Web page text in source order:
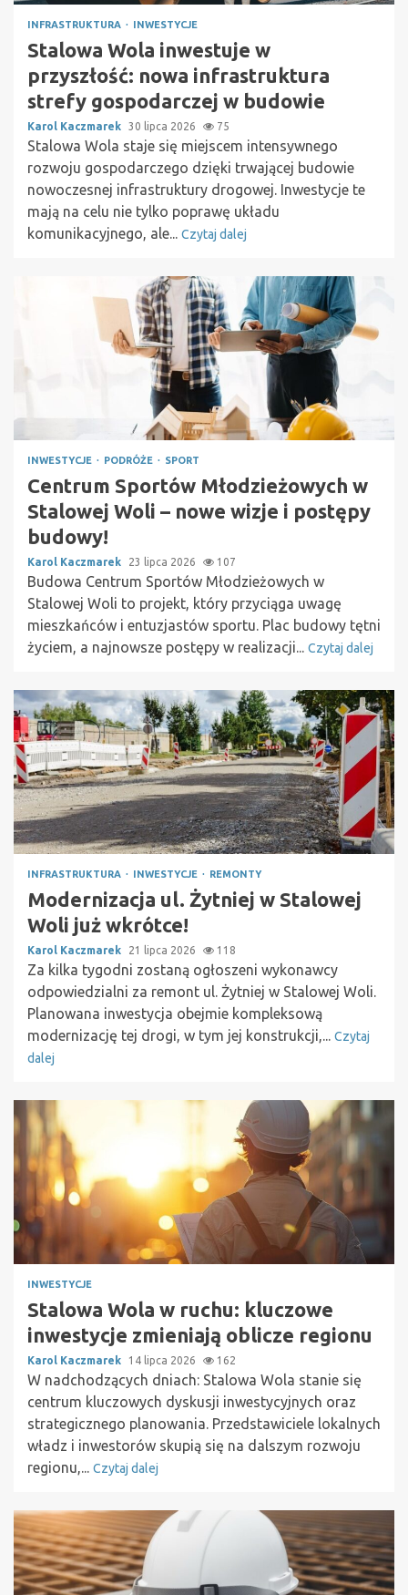
INFRASTRUKTURA INWESTYCJE
Stalowa Wola inwestuje w
przyszłość: nowa infrastruktura
strefy gospodarczej w budowie
Karol Kaczmarek 30 lipca 2026 75
Stalowa Wola staje się miejscem intensywnego
rozwoju gospodarczego dzięki trwającej budowie
nowoczesnej infrastruktury drogowej. Inwestycje te
mają na celu nie tylko poprawę układu
komunikacyjnego, ale... Czytaj dalej
INWESTYCJE PODRÓŻE SPORT
Centrum Sportów Młodzieżowych w
Stalowej Woli – nowe wizje i postępy
budowy!
Karol Kaczmarek 23 lipca 2026 107
Budowa Centrum Sportów Młodzieżowych w
Stalowej Woli to projekt, który przyciąga uwagę
mieszkańców i entuzjastów sportu. Plac budowy tętni
życiem, a najnowsze postępy w realizacji... Czytaj dalej
INFRASTRUKTURA INWESTYCJE REMONTY
Modernizacja ul. Żytniej w Stalowej
Woli już wkrótce!
Karol Kaczmarek 21 lipca 2026 118
Za kilka tygodni zostaną ogłoszeni wykonawcy
odpowiedzialni za remont ul. Żytniej w Stalowej Woli.
Planowana inwestycja obejmie kompleksową
modernizację tej drogi, w tym jej konstrukcji,... Czytaj
dalej
INWESTYCJE
Stalowa Wola w ruchu: kluczowe
inwestycje zmieniają oblicze regionu
Karol Kaczmarek 14 lipca 2026 162
W nadchodzących dniach: Stalowa Wola stanie się
centrum kluczowych dyskusji inwestycyjnych oraz
strategicznego planowania. Przedstawiciele lokalnych
władz i inwestorów skupią się na dalszym rozwoju
regionu,... Czytaj dalej